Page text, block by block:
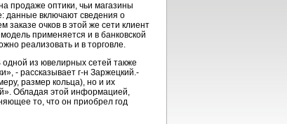
продаже оптики, чьи магазины
данные включают сведения о
очков в этой же сети клиент
применяется и в банковской
реализовать и в торговле.
из ювелирных сетей также
- рассказывает г-н Заржецкий.-
размер кольца), но и их
Обладая этой информацией,
то, что он приобрел год